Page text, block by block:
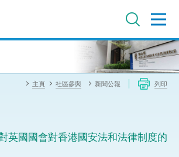
主頁 社區參與 新聞公報 列印
英國國會對香港國安法和法律制度的